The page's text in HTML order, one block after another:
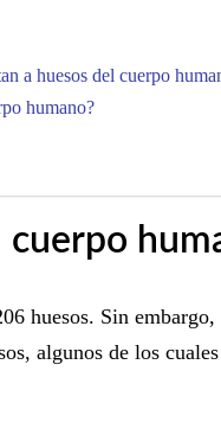
a huesos del cuerpo
humano?
cuerpo
huesos. Sin
algunos de los